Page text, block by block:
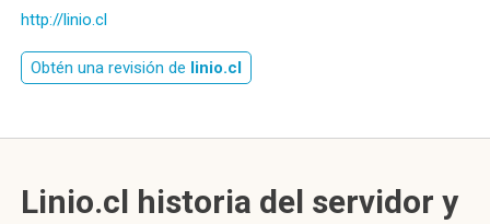
http://linio.cl
Obtén una revisión de linio.cl
Linio.cl historia del servidor y